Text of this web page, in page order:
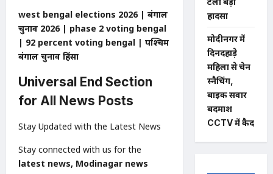
west bengal elections 2026 | बंगाल
चुनाव 2026 | phase 2 voting bengal
| 92 percent voting bengal | पश्चिम
बंगाल चुनाव हिंसा
Universal End Section
for All News Posts
Stay Updated with the Latest News
Stay connected with us for the
latest news, Modinagar news
हादसा
मोदीनगर में
दिनदहाड़े
महिला से चेन
स्नैचिंग,
बाइक सवार
बदमाश
CCTV में कैद